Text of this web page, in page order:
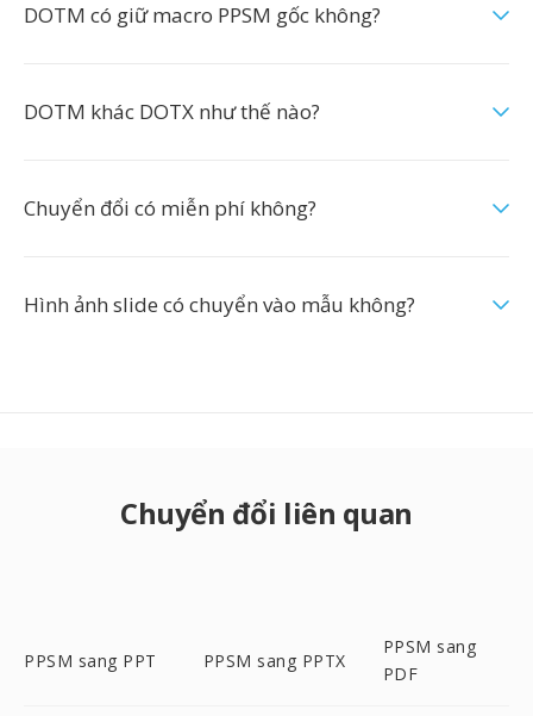
DOTM có giữ macro PPSM gốc không?
DOTM khác DOTX như thế nào?
Chuyển đổi có miễn phí không?
Hình ảnh slide có chuyển vào mẫu không?
Chuyển đổi liên quan
PPSM sang PPT PPSM sang PPTX
PPSM sang
PDF